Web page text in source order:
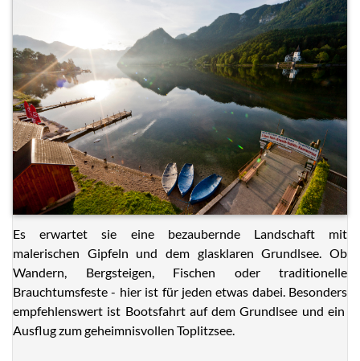
Es erwartet sie eine bezaubernde Landschaft mit
malerischen Gipfeln und dem glasklaren Grundlsee. Ob
Wandern, Bergsteigen, Fischen oder traditionelle
Brauchtumsfeste - hier ist für jeden etwas dabei. Besonders
empfehlenswert ist Bootsfahrt auf dem Grundlsee und ein
Ausflug zum geheimnisvollen Toplitzsee.